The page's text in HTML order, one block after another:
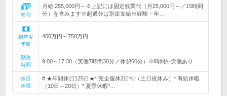
給与
月給 255,000円～※上記には固定残業代（月25,000円～／15時間
分）を含みます※超過分は別途支給※経験・年…
初年度
年収
450万円～750万円
勤務
時間
9:00～17:30（実働7時間30分／休憩60分）※時間外労働あり
休日
休暇
# ★年間休日125日★* 完全週休2日制（土日祝休み）* 有給休暇
（10日～20日）* 夏季休暇*…